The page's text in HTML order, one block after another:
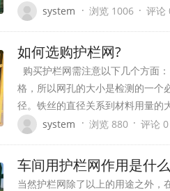
system · 浏览 1006 · 评论
如何选购护栏网?
购买护栏网需注意以下几个方面
格，所以网孔的大小是检测的一个
径。铁丝的直径关系到材料用量的
system · 浏览 880 · 评论 0
车间用护栏网作用是什
当然护栏网除了以上的用途之外，